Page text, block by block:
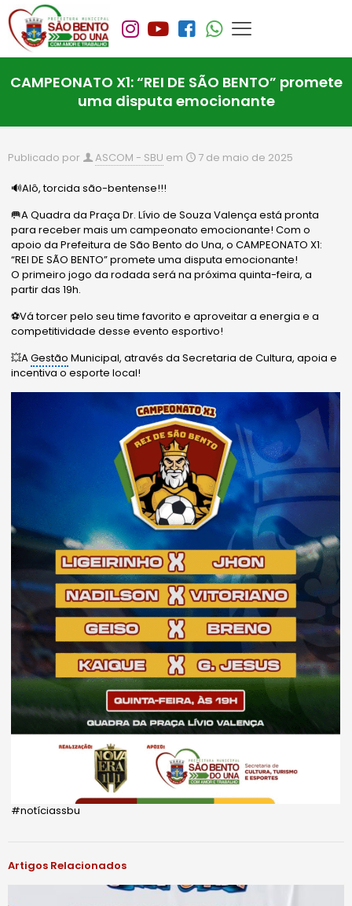
CAMPEONATO X1: “REI DE SÃO BENTO” promete
uma disputa emocionante
Publicado por ASCOM - SBU em 7 de maio de 2025
🔊Alô, torcida são-bentense!!!
🥅A Quadra da Praça Dr. Lívio de Souza Valença está pronta
para receber mais um campeonato emocionante! Com o
apoio da Prefeitura de São Bento do Una, o CAMPEONATO X1:
“REI DE SÃO BENTO” promete uma disputa emocionante!
O primeiro jogo da rodada será na próxima quinta-feira, a
partir das 19h.
⚽️Vá torcer pelo seu time favorito e aproveitar a energia e a
competitividade desse evento esportivo!
💥AGestão Municipal, através da Secretaria de Cultura, apoia e
incentiva o esporte local!
#notíciassbu
Artigos Relacionados